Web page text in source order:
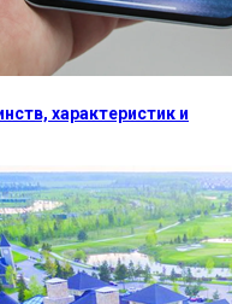
характеристик и